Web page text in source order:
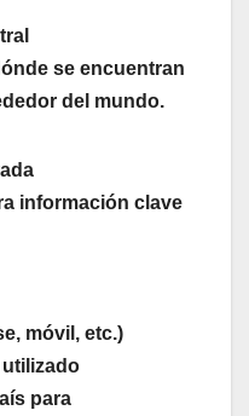
se encuentran
del mundo.
información clave
móvil, etc.)
utilizado
para